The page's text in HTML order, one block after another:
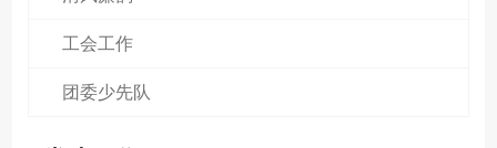
工会工作
团委少先队